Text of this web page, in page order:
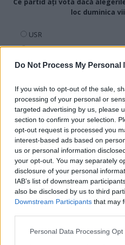
Do Not Process My Personal
If you wish to opt-out of the sale,
processing of your personal or
targeted advertising by us, please
section to confirm your selection.
opt-out request is processed you
interest-based ads based on
us or personal information
your opt-out. You may separately
disclosure of your personal
IAB’s list of downstream
also be disclosed by us to third
Downstream Participants that may
Personal Data Processing Opt
loc duminica
USR
PNL
PSD
UDMR
PMP (Tomac)
Forța Dreptei (L. Orban)
PNȚMM
REPER
SENS
SOS (Șoșoacă)
POT (Gavrilă)